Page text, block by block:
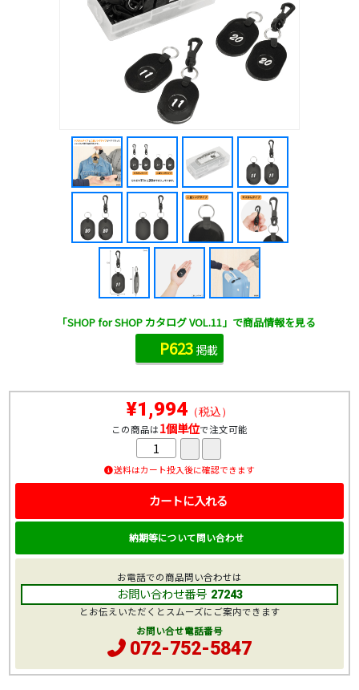
¥1,994 （税込）
この商品は1個単位で注文可能
送料はカート投入後に確認できます
カートに入れる
納期等について問い合わせ
お電話での商品問い合わせは
お問い合わせ番号 27243
とお伝えいただくとスムーズにご案内できます
お問い合せ電話番号
072-752-5847
「SHOP for SHOP カタログ VOL.11」で商品情報を見る
P623掲載